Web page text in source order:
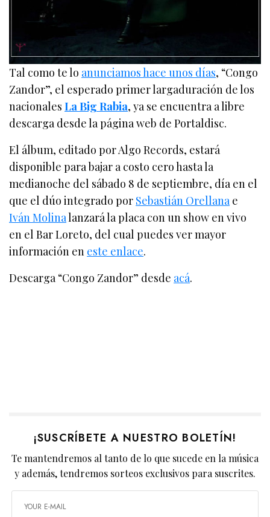
Tal como te lo anunciamos hace unos días, “Congo
Zandor”, el esperado primer largaduración de los
nacionalesLa Big Rabia, ya se encuentra a libre
descarga desde la página web de Portaldisc.
El álbum, editado por Algo Records, estará
disponible para bajar a costo cero hasta la
medianoche del sábado 8 de septiembre, día en el
que el dúo integrado por Sebastián Orellanae
Iván Molinalanzará la placa con un show en vivo
en el Bar Loreto, del cual puedes ver mayor
información en este enlace.
Descarga “Congo Zandor” desde acá.
¡SUSCRÍBETE A NUESTRO BOLETÍN!
Te mantendremos al tanto de lo que sucede en la música
y además, tendremos sorteos exclusivos para suscrites.